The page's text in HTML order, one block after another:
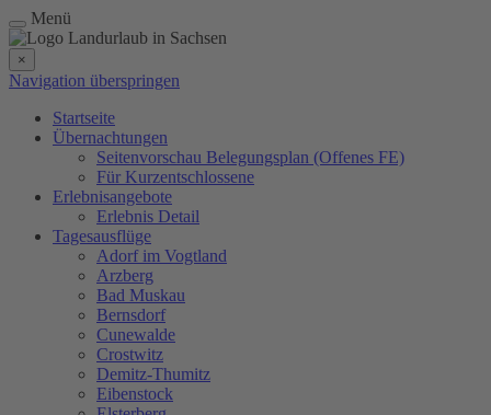
Menü
×
Navigation überspringen
Startseite
Übernachtungen
Seitenvorschau Belegungsplan (Offenes FE)
Für Kurzentschlossene
Erlebnisangebote
Erlebnis Detail
Tagesausflüge
Adorf im Vogtland
Arzberg
Bad Muskau
Bernsdorf
Cunewalde
Crostwitz
Demitz-Thumitz
Eibenstock